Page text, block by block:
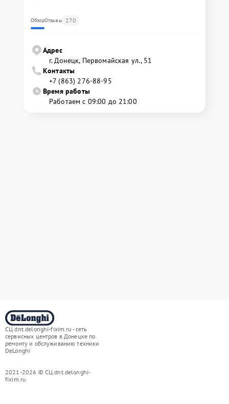
ОбзорОтзывы 270
Адрес
г. Донецк, Первомайская ул., 51
Контакты
+7 (863) 276-88-95
Время работы
Работаем с 09:00 до 21:00
СЦ dnt.delonghi-fixim.ru - сеть
сервисных центров в Донецке по
ремонту и обслуживанию техники
DeLonghi
2021-2026 © СЦ dnt.delonghi-
fixim.ru